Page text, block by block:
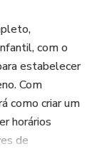
com o
estabelecer
Com
como criar um
horários
de